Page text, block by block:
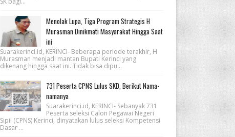
Menolak Lupa, Tiga Program Strategis H
Murasman Dinikmati Masyarakat Hingga Saat
ini
Suarakerinci.id, KERINCI- Beberapa periode terakhir, H
Murasman menjadi mantan Bupati Kerinci yang
dikenang hingga saat ini. Tidak bisa dipu...
731 Peserta CPNS Lulus SKD, Berikut Nama-
namanya
Suarakerinci.id, KERINCI- Sebanyak 731
Peserta seleksi Calon Pegawai Negeri
Sipil (CPNS) Kerinci, dinyatakan lulus seleksi Kompetensi
Dasar ...